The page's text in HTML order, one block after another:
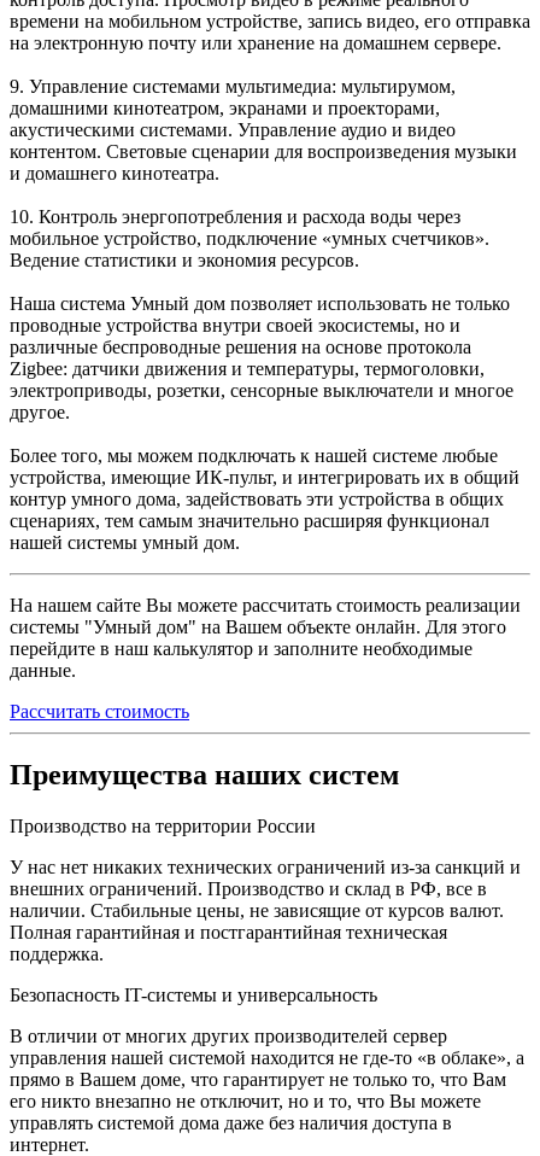
времени на мобильном устройстве, запись видео, его отправка
на электронную почту или хранение на домашнем сервере.
9. Управление системами мультимедиа: мультирумом,
домашними кинотеатром, экранами и проекторами,
акустическими системами. Управление аудио и видео
контентом. Световые сценарии для воспроизведения музыки
и домашнего кинотеатра.
10. Контроль энергопотребления и расхода воды через
мобильное устройство, подключение «умных счетчиков».
Ведение статистики и экономия ресурсов.
Наша система Умный дом позволяет использовать не только
проводные устройства внутри своей экосистемы, но и
различные беспроводные решения на основе протокола
Zigbee: датчики движения и температуры, термоголовки,
электроприводы, розетки, сенсорные выключатели и многое
другое.
Более того, мы можем подключать к нашей системе любые
устройства, имеющие ИК-пульт, и интегрировать их в общий
контур умного дома, задействовать эти устройства в общих
сценариях, тем самым значительно расширяя функционал
нашей системы умный дом.
На нашем сайте Вы можете рассчитать стоимость реализации
системы "Умный дом" на Вашем объекте онлайн. Для этого
перейдите в наш калькулятор и заполните необходимые
данные.
Рассчитать стоимость
Преимущества наших систем
Производство на территории России
У нас нет никаких технических ограничений из-за санкций и
внешних ограничений. Производство и склад в РФ, все в
наличии. Стабильные цены, не зависящие от курсов валют.
Полная гарантийная и постгарантийная техническая
поддержка.
Безопасность IT-системы и универсальность
В отличии от многих других производителей сервер
управления нашей системой находится не где-то «в облаке», а
прямо в Вашем доме, что гарантирует не только то, что Вам
его никто внезапно не отключит, но и то, что Вы можете
управлять системой дома даже без наличия доступа в
интернет.